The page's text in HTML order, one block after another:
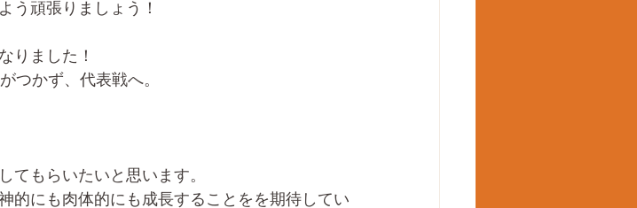
う頑張りましょう！
りました！
つかず、代表戦へ。
てもらいたいと思います。
的にも肉体的にも成長することをを期待してい